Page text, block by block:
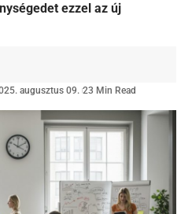
ezzel az új
augusztus 09. 23 Min Read